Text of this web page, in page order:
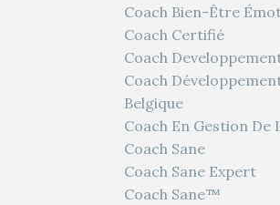
Coach Bien-Être
Coach Certifié
Coach
Coach
Belgique
Coach En Gestion De
Coach Sane
Coach Sane Expert
Coach Sane™